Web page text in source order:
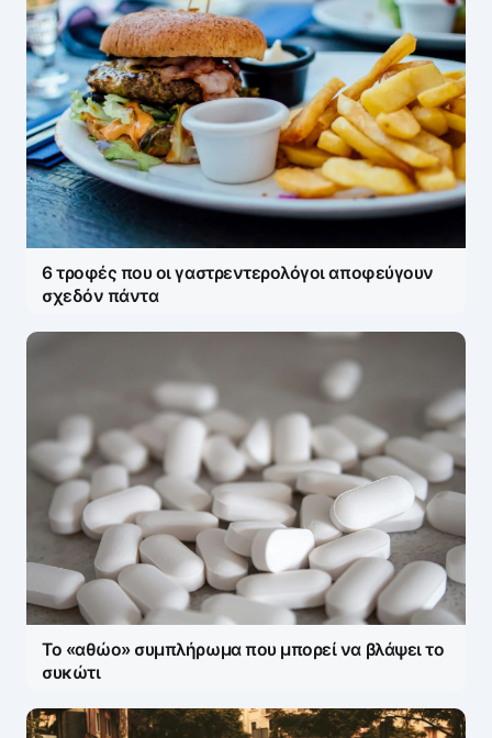
6 τροφές που οι γαστρεντερολόγοι αποφεύγουν
σχεδόν πάντα
Το «αθώο» συμπλήρωμα που μπορεί να βλάψει το
συκώτι